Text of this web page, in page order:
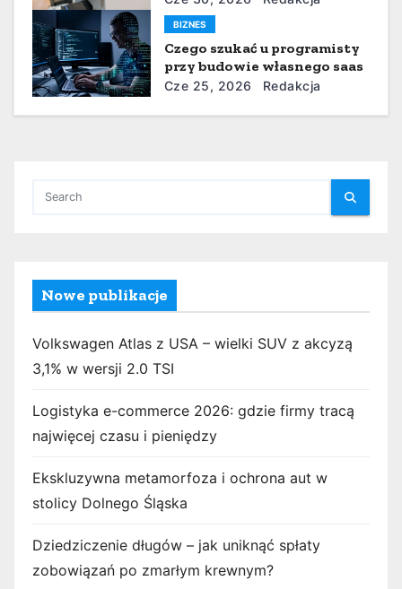
BIZNES
Czego szukać u programisty
przy budowie własnego saas
Cze 25, 2026 Redakcja
Nowe publikacje
Volkswagen Atlas z USA – wielki SUV z akcyzą
3,1% w wersji 2.0 TSI
Logistyka e-commerce 2026: gdzie firmy tracą
najwięcej czasu i pieniędzy
Ekskluzywna metamorfoza i ochrona aut w
stolicy Dolnego Śląska
Dziedziczenie długów – jak uniknąć spłaty
zobowiązań po zmarłym krewnym?